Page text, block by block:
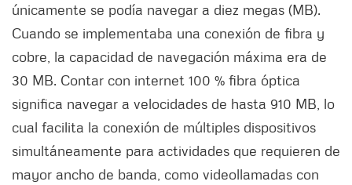
únicamente se podía navegar a diez megas (MB).
Cuando se implementaba una conexión de fibra y
cobre, la capacidad de navegación máxima era de
30 MB. Contar con internet 100 % fibra óptica
significa navegar a velocidades de hasta 910 MB, lo
cual facilita la conexión de múltiples dispositivos
simultáneamente para actividades que requieren de
mayor ancho de banda, como videollamadas con